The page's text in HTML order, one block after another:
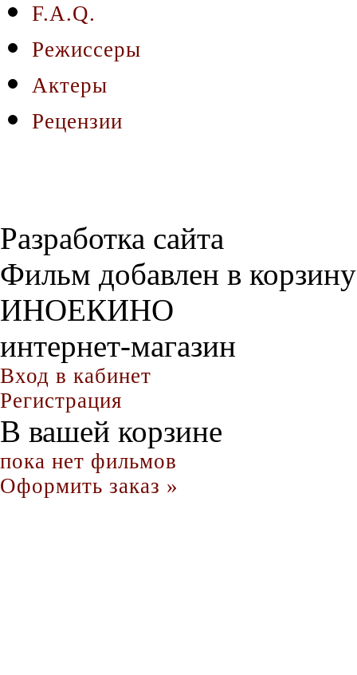
F.A.Q.
Режиссеры
Актеры
Рецензии
Разработка сайта
Фильм добавлен в корзину
ИНОЕКИНО
интернет-магазин
Вход в кабинет
Регистрация
В вашей корзине
пока нет фильмов
Оформить заказ »